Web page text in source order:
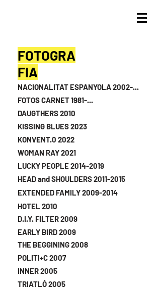
FOTOGRA
FIA
NACIONALITAT ESPANYOLA 2002-...
FOTOS CARNET 1981-...
DAUGTHERS 2010
KISSING BLUES 2023
KONVENT.0 2022
WOMAN RAY 2021
LUCKY PEOPLE 2014-2019
HEAD and SHOULDERS 2011-2015
EXTENDED FAMILY 2009-2014
HOTEL 2010
D.I.Y. FILTER 2009
EARLY BIRD 2009
THE BEGGINING 2008
POLITI+C 2007
INNER 2005
TRIATLÓ 2005